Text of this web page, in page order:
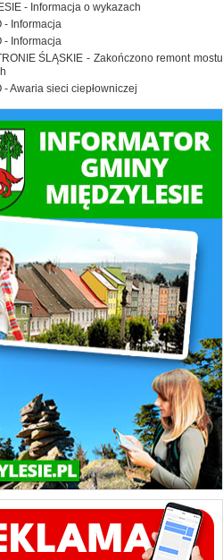
- Informacja o wykazach
- Informacja
- Informacja
ŚLĄSKIE - Zakończono remont mostu
- Awaria sieci ciepłowniczej